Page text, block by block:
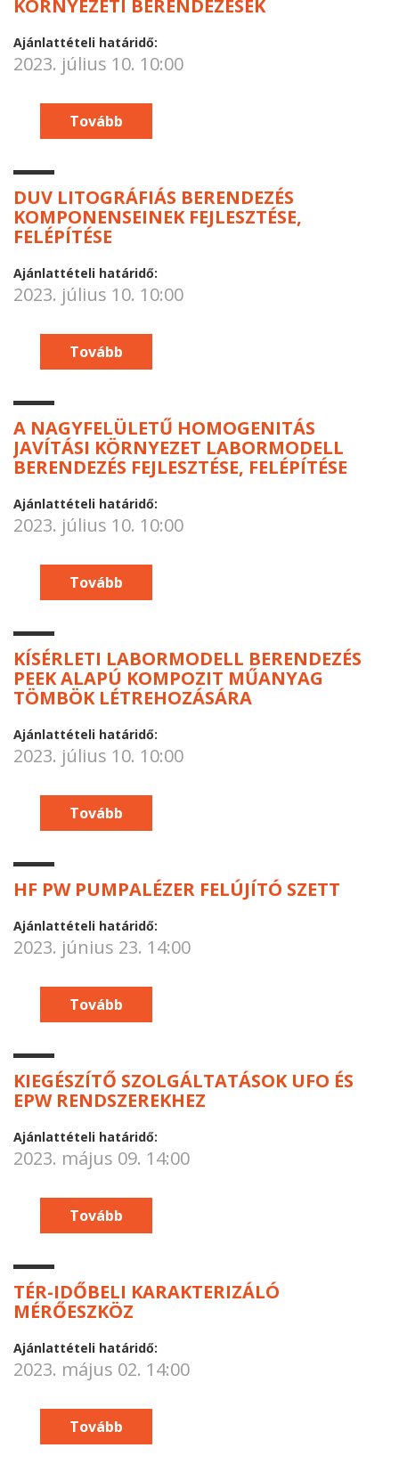
KÖRNYEZETI BERENDEZÉSEK
Ajánlattételi határidő:
2023. július 10. 10:00
Tovább
DUV LITOGRÁFIÁS BERENDEZÉS
KOMPONENSEINEK FEJLESZTÉSE,
FELÉPÍTÉSE
Ajánlattételi határidő:
2023. július 10. 10:00
Tovább
A NAGYFELÜLETŰ HOMOGENITÁS
JAVÍTÁSI KÖRNYEZET LABORMODELL
BERENDEZÉS FEJLESZTÉSE, FELÉPÍTÉSE
Ajánlattételi határidő:
2023. július 10. 10:00
Tovább
KÍSÉRLETI LABORMODELL BERENDEZÉS
PEEK ALAPÚ KOMPOZIT MŰANYAG
TÖMBÖK LÉTREHOZÁSÁRA
Ajánlattételi határidő:
2023. július 10. 10:00
Tovább
HF PW PUMPALÉZER FELÚJÍTÓ SZETT
Ajánlattételi határidő:
2023. június 23. 14:00
Tovább
KIEGÉSZÍTŐ SZOLGÁLTATÁSOK UFO ÉS
EPW RENDSZEREKHEZ
Ajánlattételi határidő:
2023. május 09. 14:00
Tovább
TÉR-IDŐBELI KARAKTERIZÁLÓ
MÉRŐESZKÖZ
Ajánlattételi határidő:
2023. május 02. 14:00
Tovább